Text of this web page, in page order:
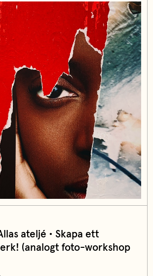
ateljé • Skapa ett
(analogt foto-workshop